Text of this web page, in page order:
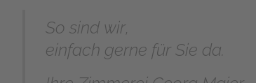
So sind wir,
einfach gerne für Sie da.